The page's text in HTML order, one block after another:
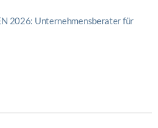
2026: Unternehmensberater für